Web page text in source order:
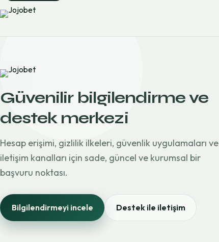
Güvenilir bilgilendirme ve
destek merkezi
Hesap erişimi, gizlilik ilkeleri, güvenlik uygulamaları ve
iletişim kanalları için sade, güncel ve kurumsal bir
başvuru noktası.
Bilgilendirmeyi incele Destek ile iletişim